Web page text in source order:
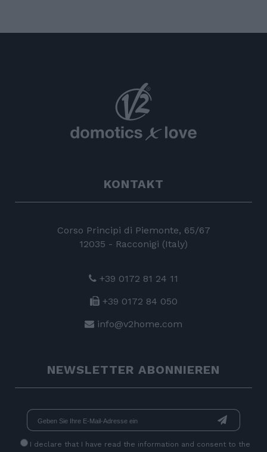
KONTAKT
Corso Principi di Piemonte, 65/67
12035 - Racconigi (Italy)
+39 0172 81 24 11
+39 0172 84 050
info@v2home.com
NEWSLETTER ABONNIEREN
I declare that I have read the information and consent to the